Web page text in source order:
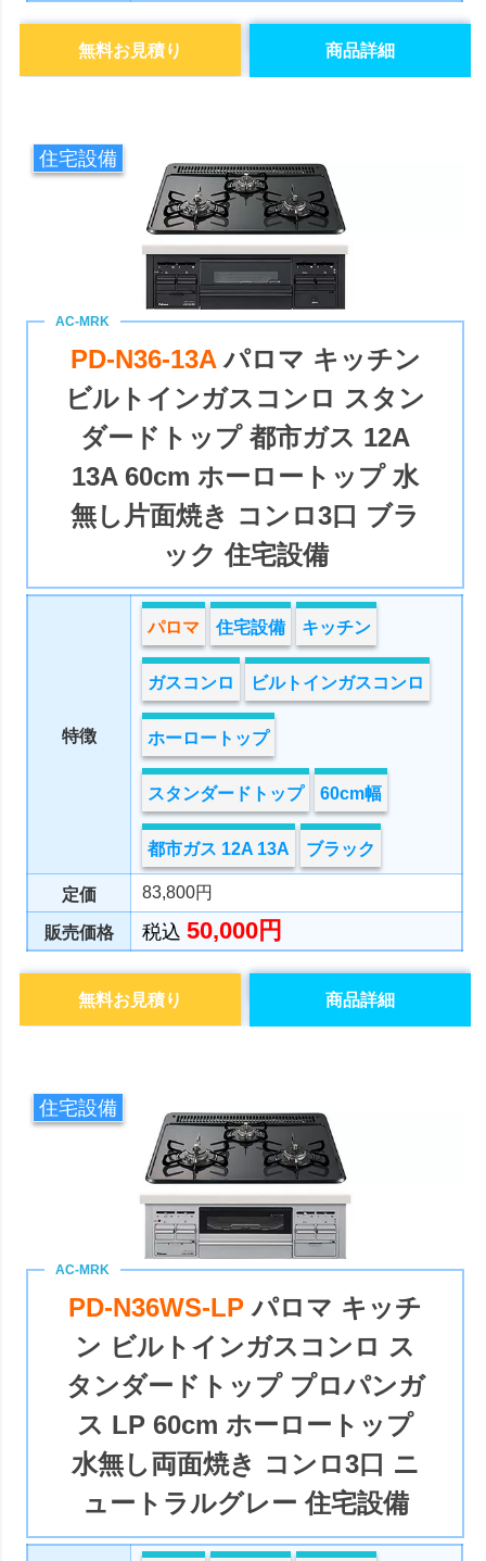
商品詳細
無料お見積り
住宅設備
PD-N36-13Aパロマ キッチン
ビルトインガスコンロ スタン
ダードトップ 都市ガス 12A
13A 60cm ホーロートップ 水
無し片面焼き コンロ3口 ブラ
ック 住宅設備
特徴
パロマ 住宅設備 キッチン
ガスコンロ ビルトインガスコンロ
ホーロートップ
スタンダードトップ 60cm幅
都市ガス 12A 13A ブラック
定価 83,800円
販売価格 税込50,000円
商品詳細
無料お見積り
住宅設備
PD-N36WS-LPパロマ キッチ
ン ビルトインガスコンロ ス
タンダードトップ プロパンガ
ス LP 60cm ホーロートップ
水無し両面焼き コンロ3口 ニ
ュートラルグレー 住宅設備